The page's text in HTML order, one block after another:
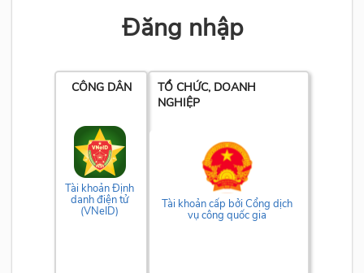
Đăng nhập
CÔNG DÂN
Tài khoản Định
danh điện tử
(VNeID)
TỔ CHỨC, DOANH
NGHIỆP
Tài khoản cấp bởi Cổng dịch
vụ công quốc gia